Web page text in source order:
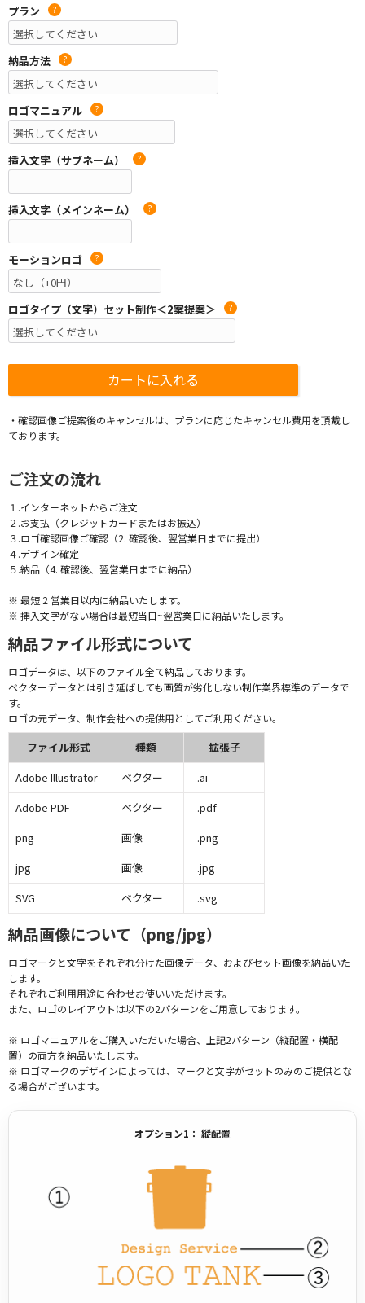
プラン
?
納品方法 ?
ロゴマニュアル ?
挿入文字（サブネーム） ?
挿入文字（メインネーム） ?
モーションロゴ ?
ロゴタイプ（文字）セット制作＜2案提案＞ ?
・確認画像ご提案後のキャンセルは、プランに応じたキャンセル費用を頂戴し
ております。
ご注文の流れ
１.インターネットからご注文
２.お支払（クレジットカードまたはお振込）
３.ロゴ確認画像ご確認（2. 確認後、翌営業日までに提出）
４.デザイン確定
５.納品（4. 確認後、翌営業日までに納品）
※ 最短 2 営業日以内に納品いたします。
※ 挿入文字がない場合は最短当日~翌営業日に納品いたします。
納品ファイル形式について
ロゴデータは、以下のファイル全て納品しております。
ベクターデータとは引き延ばしても画質が劣化しない制作業界標準のデータで
す。
ロゴの元データ、制作会社への提供用としてご利用ください。
ファイル形式 種類
拡張子
Adobe Illustrator
ベクター
.ai
Adobe PDF
ベクター
.pdf
png
画像
.png
jpg
画像
.jpg
SVG
ベクター .svg
納品画像について（png/jpg）
ロゴマークと文字をそれぞれ分けた画像データ、およびセット画像を納品いた
します。
それぞれご利用用途に合わせお使いいただけます。
また、ロゴのレイアウトは以下の2パターンをご用意しております。
※ ロゴマニュアルをご購入いただいた場合、上記2パターン（縦配置・横配
置）の両方を納品いたします。
※ ロゴマークのデザインによっては、マークと文字がセットのみのご提供とな
る場合がございます。
オプション1： 縦配置